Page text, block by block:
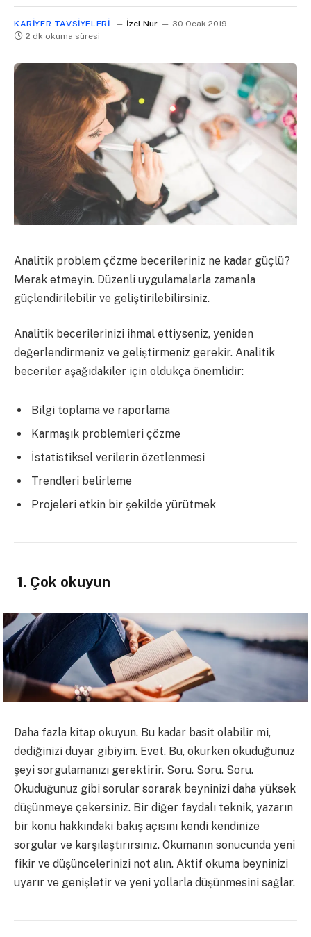
KARIYER TAVSIYELERI İzel Nur
30 Ocak 2019
2 dk okuma süresi
Analitik problem çözme becerileriniz ne kadar güçlü?
Merak etmeyin. Düzenli uygulamalarla zamanla
güçlendirilebilir ve geliştirilebilirsiniz.
Analitik becerilerinizi ihmal ettiyseniz, yeniden
değerlendirmeniz ve geliştirmeniz gerekir. Analitik
beceriler aşağıdakiler için oldukça önemlidir:
Bilgi toplama ve raporlama
Karmaşık problemleri çözme
İstatistiksel verilerin özetlenmesi
Trendleri belirleme
Projeleri etkin bir şekilde yürütmek
1. Çok okuyun
Daha fazla kitap okuyun. Bu kadar basit olabilir mi,
dediğinizi duyar gibiyim. Evet. Bu, okurken okuduğunuz
şeyi sorgulamanızı gerektirir. Soru. Soru. Soru.
Okuduğunuz gibi sorular sorarak beyninizi daha yüksek
düşünmeye çekersiniz. Bir diğer faydalı teknik, yazarın
bir konu hakkındaki bakış açısını kendi kendinize
sorgular ve karşılaştırırsınız. Okumanın sonucunda yeni
fikir ve düşüncelerinizi not alın. Aktif okuma beyninizi
uyarır ve genişletir ve yeni yollarla düşünmesini sağlar.